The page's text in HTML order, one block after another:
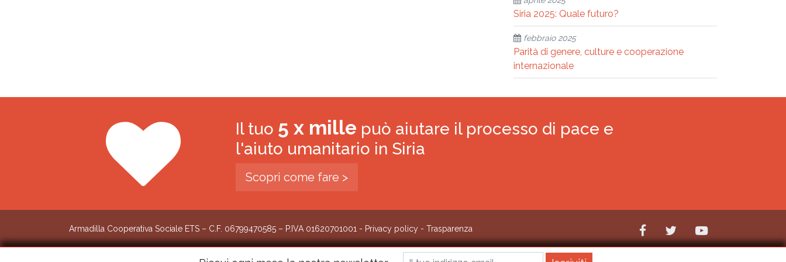
Siria 2025: Quale futuro?
febbraio 2025
Parità di genere, culture e cooperazione
internazionale
Il tuo 5 x mille può aiutare il processo di pace e
l'aiuto umanitario in Siria
Scopri come fare >
Armadilla Cooperativa Sociale ETS – C.F. 06799470585 – P.IVA 01620701001 - Privacy policy - Trasparenza